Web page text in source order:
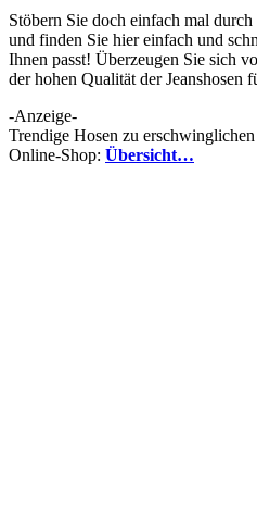
Stöbern Sie doch einfach mal
und finden Sie hier einfach und
Ihnen passt! Überzeugen Sie sich
der hohen Qualität der Jeanshosen
-Anzeige-
Trendige Hosen zu
Online-Shop: Übersicht…